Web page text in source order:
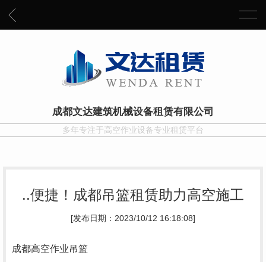
成都文达建筑机械设备租赁有限公司
多年专注于高空作业设备专业租赁平台
..便捷！成都吊篮租赁助力高空施工
[发布日期：2023/10/12 16:18:08]
成都高空作业吊篮